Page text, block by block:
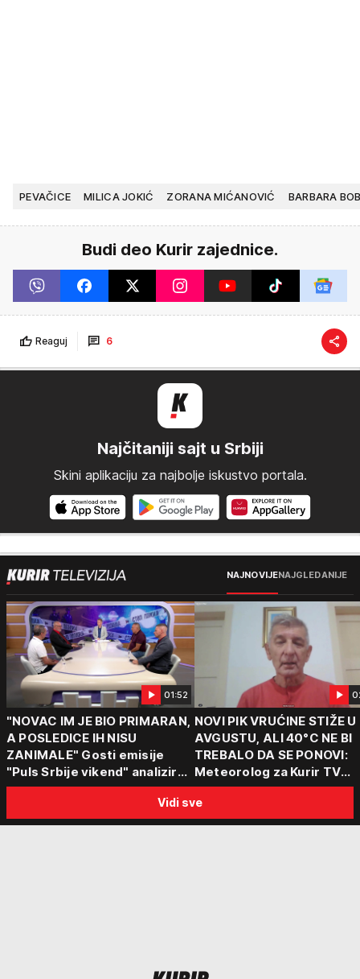
PEVAČICE MILICA JOKIĆ ZORANA MIĆANOVIĆ BARBARA
Budi deo Kurir zajednice.
Reaguj 6
Najčitaniji sajt u Srbiji
Skini aplikaciju za najbolje iskustvo portala.
NAJNOVIJENAJGLEDANIJE
01:52
"NOVAC IM JE BIO PRIMARAN,
A POSLEDICE IH NISU
ZANIMALE" Gosti emisije
"Puls Srbije vikend" analizirali
slučajeve koji su potresli
Srbiju: Zločin se ne isplati
NOVI PIK VRUĆINE STIŽE U
AVGUSTU, ALI 40°C NE BI
TREBALO DA SE PONOVI:
Meteorolog za Kurir TV
objasnio šta nas čeka:
za ozbiljne padavine su
Vidi sve